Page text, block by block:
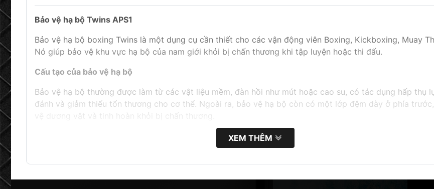
Bảo vệ hạ bộ Twins APS1
Bảo vệ hạ bộ boxing Twins là một dụng cụ cần thiết cho các vận động viên Boxing, Kickboxing, Muay
Nó giúp bảo vệ khu vực hạ bộ của nam giới khỏi bị chấn thương khi tập luyện hoặc thi đấu.
Cấu tạo của bảo vệ hạ bộ
Bảo vệ hạ bộ thường được làm từ các vật liệu mềm, đàn hồi như mút hoặc cao su, có tác dụng hấp thụ
đánh và giảm thiểu tổn thương cho cơ thể. Ngoài ra, bảo vệ hạ bộ còn có một lớp đệm dày ở phía
vệ dương vật và tinh hoàn khỏi bị chấn thương.
XEM THÊM